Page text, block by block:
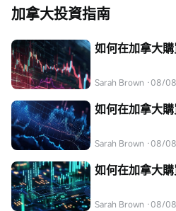
加拿大投資指南
如何在加拿大
Sarah Brown ·08/
如何在加拿大
Sarah Brown ·08/
如何在加拿大
Sarah Brown ·08/